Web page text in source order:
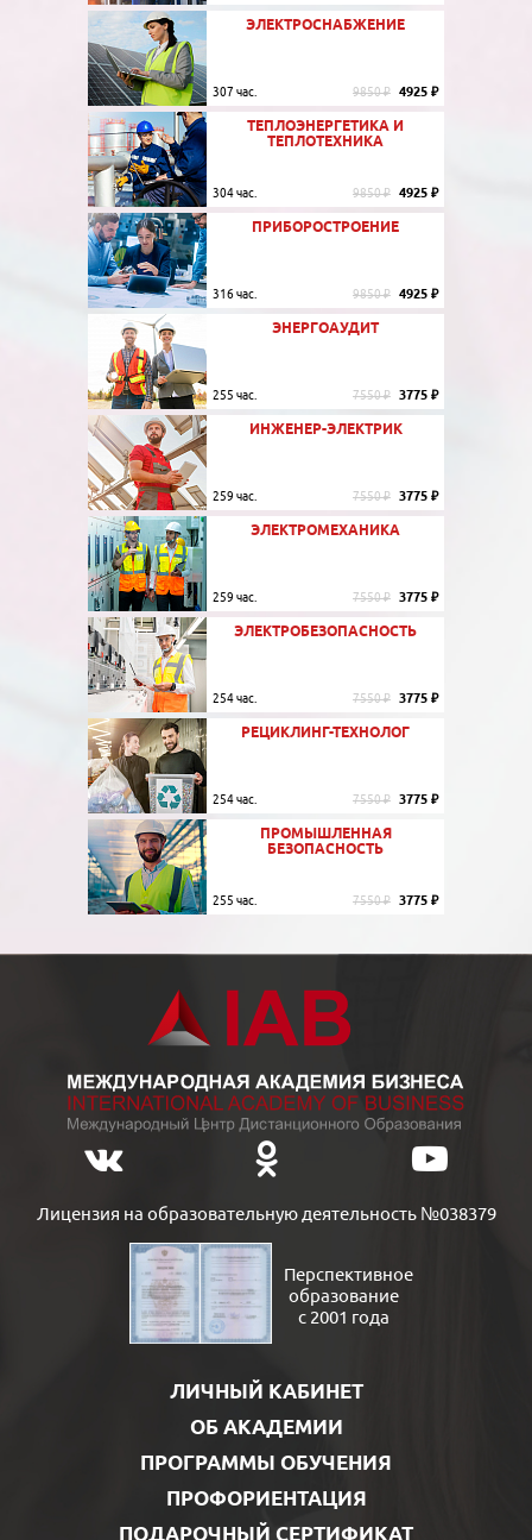
ЭЛЕКТРОСНАБЖЕНИЕ
307 час. 9850 ₽ 4925 ₽
ТЕПЛОЭНЕРГЕТИКА И
ТЕПЛОТЕХНИКА
304 час. 9850 ₽ 4925 ₽
ПРИБОРОСТРОЕНИЕ
316 час. 9850 ₽ 4925 ₽
ЭНЕРГОАУДИТ
255 час. 7550 ₽ 3775 ₽
ИНЖЕНЕР-ЭЛЕКТРИК
259 час. 7550 ₽ 3775 ₽
ЭЛЕКТРОМЕХАНИКА
259 час. 7550 ₽ 3775 ₽
ЭЛЕКТРОБЕЗОПАСНОСТЬ
254 час. 7550 ₽ 3775 ₽
РЕЦИКЛИНГ-ТЕХНОЛОГ
254 час. 7550 ₽ 3775 ₽
ПРОМЫШЛЕННАЯ
БЕЗОПАСНОСТЬ
255 час. 7550 ₽ 3775 ₽
Лицензия на образовательную деятельность №038379
Перспективное
образование
с 2001 года
ЛИЧНЫЙ КАБИНЕТ
ОБ АКАДЕМИИ
ПРОГРАММЫ ОБУЧЕНИЯ
ПРОФОРИЕНТАЦИЯ
ПОДАРОЧНЫЙ СЕРТИФИКАТ